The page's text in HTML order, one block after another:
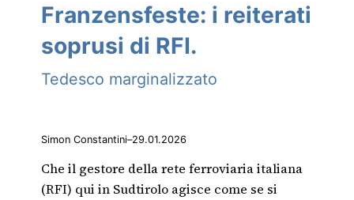
Franzensfeste: i reiterati
soprusi di RFI.
Tedesco marginalizzato
Simon Constantini–29.01.2026
Che il gestore della rete ferroviaria italiana
(RFI) qui in Sudtirolo agisce come se si